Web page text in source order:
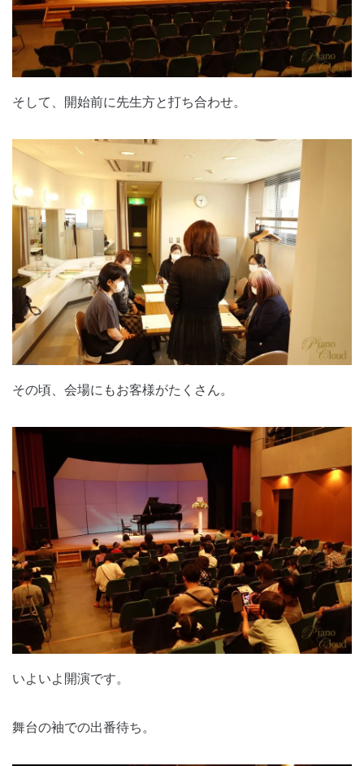
そして、開始前に先生方と打ち合わせ。
その頃、会場にもお客様がたくさん。
いよいよ開演です。
舞台の袖での出番待ち。